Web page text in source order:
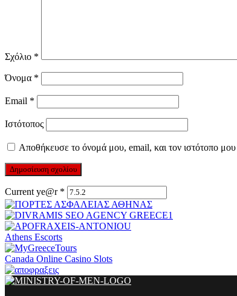
Σχόλιο *
Όνομα *
Email *
Ιστότοπος
Αποθήκευσε το όνομά μου, email, και τον ιστότοπο
Current ye@r *
Athens Escorts
Canada Online Casino Slots